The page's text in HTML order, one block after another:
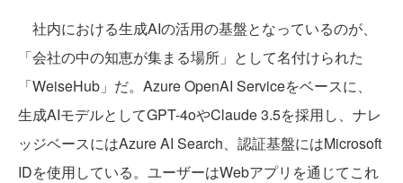
社内における生成AIの活用の基盤となっているのが、
「会社の中の知恵が集まる場所」として名付けられた
「WeiseHub」だ。Azure OpenAI Serviceをベースに、
生成AIモデルとしてGPT-4oやClaude 3.5を採用し、ナレ
ッジベースにはAzure AI Search、認証基盤にはMicrosoft
IDを使用している。ユーザーはWebアプリを通じてこれ